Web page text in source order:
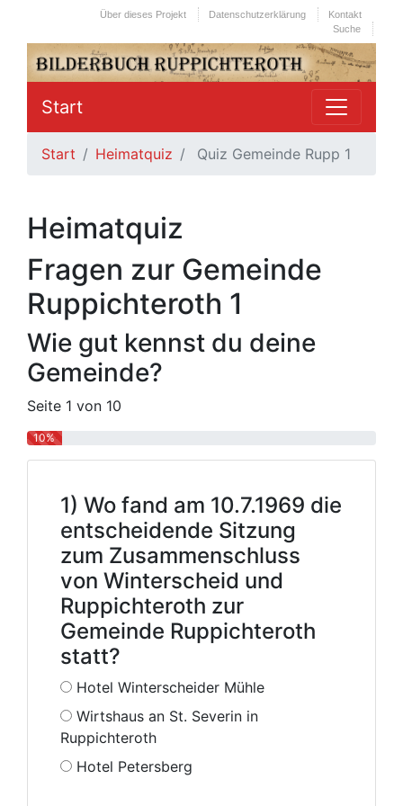
Kontakt
Datenschutzerklärung
Über dieses Projekt
Suche
Start
Start Heimatquiz Quiz Gemeinde Rupp 1
Heimatquiz
Fragen zur Gemeinde
Ruppichteroth 1
Wie gut kennst du deine
Gemeinde?
Seite 1 von 10
10%
1) Wo fand am 10.7.1969 die
entscheidende Sitzung
zum Zusammenschluss
von Winterscheid und
Ruppichteroth zur
Gemeinde Ruppichteroth
statt?
Hotel Winterscheider Mühle
Wirtshaus an St. Severin in
Ruppichteroth
Hotel Petersberg